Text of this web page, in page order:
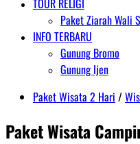
TOUR RELIGI
Paket Ziarah Wali
INFO TERBARU
Gunung Bromo
Gunung Ijen
Paket Wisata 2 Hari /
Paket Wisata